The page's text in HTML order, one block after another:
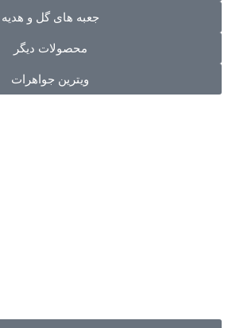
جعبه های گل و هدیه
محصولات دیگر
ویترین جواهرات